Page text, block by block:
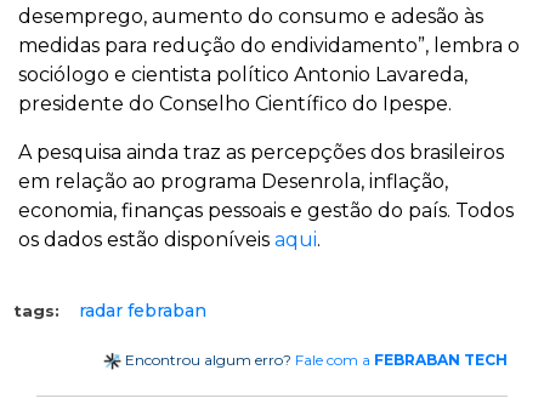
desemprego, aumento do consumo e adesão às
medidas para redução do endividamento”, lembra o
sociólogo e cientista político Antonio Lavareda,
presidente do Conselho Científico do Ipespe.
A pesquisa ainda traz as percepções dos brasileiros
em relação ao programa Desenrola, inflação,
economia, finanças pessoais e gestão do país. Todos
os dados estão disponíveis aqui.
tags: radar febraban
Encontrou algum erro? Fale com a FEBRABAN TECH